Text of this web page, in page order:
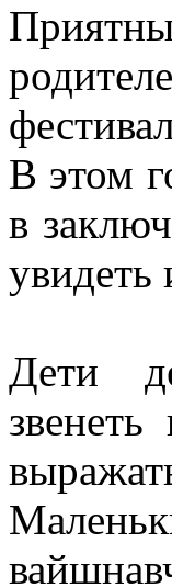
В этом
в
увидеть
Дети